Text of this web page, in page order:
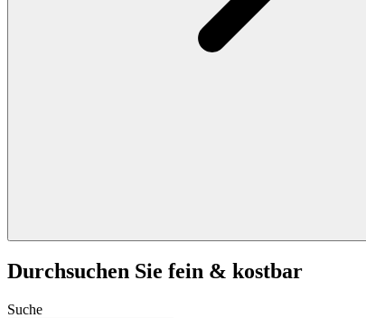
Durchsuchen Sie fein & kostbar
Suche